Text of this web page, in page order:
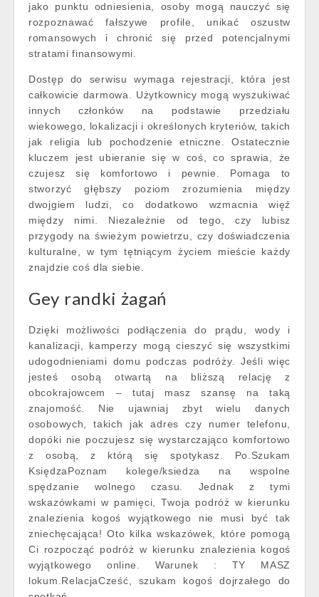
jako punktu odniesienia, osoby mogą nauczyć się
rozpoznawać fałszywe profile, unikać oszustw
romansowych i chronić się przed potencjalnymi
stratami finansowymi.
Dostęp do serwisu wymaga rejestracji, która jest
całkowicie darmowa. Użytkownicy mogą wyszukiwać
innych członków na podstawie przedziału
wiekowego, lokalizacji i określonych kryteriów, takich
jak religia lub pochodzenie etniczne. Ostatecznie
kluczem jest ubieranie się w coś, co sprawia, że
czujesz się komfortowo i pewnie. Pomaga to
stworzyć głębszy poziom zrozumienia między
dwojgiem ludzi, co dodatkowo wzmacnia więź
między nimi. Niezależnie od tego, czy lubisz
przygody na świeżym powietrzu, czy doświadczenia
kulturalne, w tym tętniącym życiem mieście każdy
znajdzie coś dla siebie.
Gey randki żagań
Dzięki możliwości podłączenia do prądu, wody i
kanalizacji, kamperzy mogą cieszyć się wszystkimi
udogodnieniami domu podczas podróży. Jeśli więc
jesteś osobą otwartą na bliższą relację z
obcokrajowcem – tutaj masz szansę na taką
znajomość. Nie ujawniaj zbyt wielu danych
osobowych, takich jak adres czy numer telefonu,
dopóki nie poczujesz się wystarczająco komfortowo
z osobą, z którą się spotykasz. Po.Szukam
KsiędzaPoznam kolege/ksiedza na wspolne
spędzanie wolnego czasu. Jednak z tymi
wskazówkami w pamięci, Twoja podróż w kierunku
znalezienia kogoś wyjątkowego nie musi być tak
zniechęcająca! Oto kilka wskazówek, które pomogą
Ci rozpocząć podróż w kierunku znalezienia kogoś
wyjątkowego online. Warunek : TY MASZ
lokum.RelacjaCześć, szukam kogoś dojrzałego do